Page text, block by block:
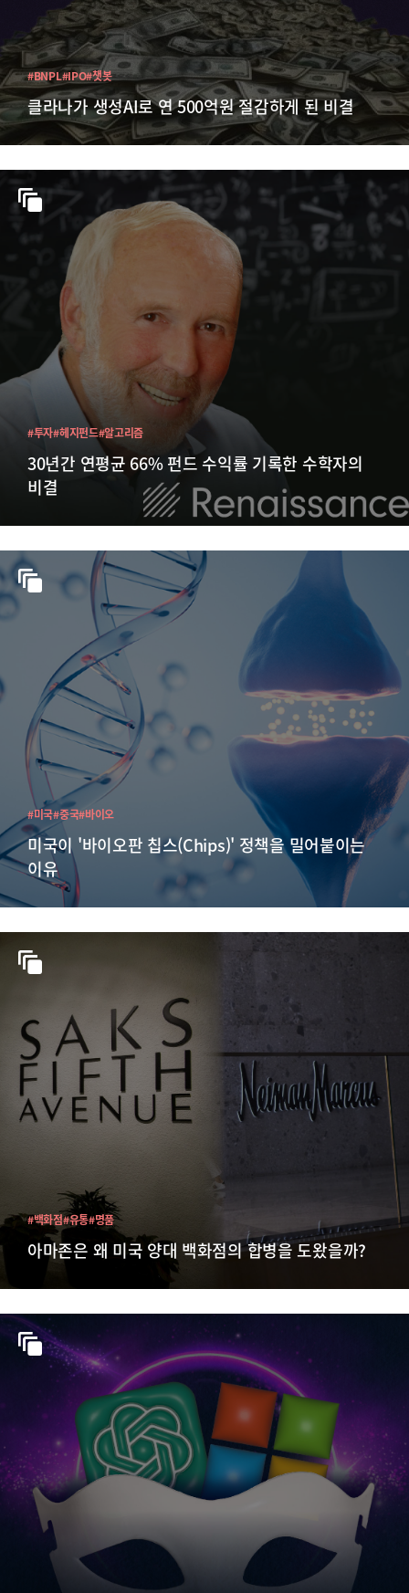
클라나가 생성AI로 연 500억원 절감하게 된 비결
#BNPL#IPO#챗봇
30년간 연평균 66% 펀드 수익률 기록한 수학자의
비결
#투자#헤지펀드#알고리즘
미국이 '바이오판 칩스(Chips)' 정책을 밀어붙이는
이유
#미국#중국#바이오
아마존은 왜 미국 양대 백화점의 합병을 도왔을까?
#백화점#유통#명품